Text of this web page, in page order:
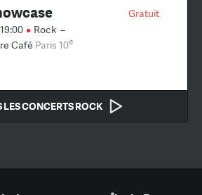
Gratuit
Rock –
Café Paris 10e
LES CONCERTS ROCK